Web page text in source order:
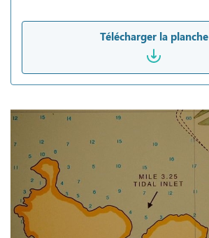
Télécharger la planche